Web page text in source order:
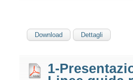
Download Dettagli
1-